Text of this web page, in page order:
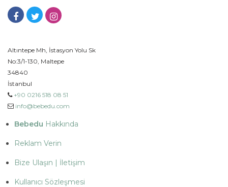
Altıntepe Mh, İstasyon Yolu Sk
No:3/1-130, Maltepe
34840
İstanbul
+90 0216 518 08 51
info@bebedu.com
Bebedu Hakkında
Reklam Verin
Bize Ulaşın | İletişim
Kullanıcı Sözleşmesi